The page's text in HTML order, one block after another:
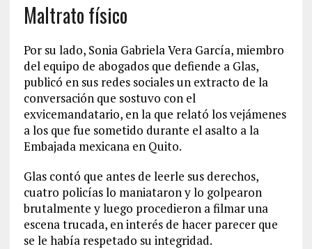
Maltrato físico
Por su lado, Sonia Gabriela Vera García, miembro
del equipo de abogados que defiende a Glas,
publicó en sus redes sociales un extracto de la
conversación que sostuvo con el
exvicemandatario, en la que relató los vejámenes
a los que fue sometido durante el asalto a la
Embajada mexicana en Quito.
Glas contó que antes de leerle sus derechos,
cuatro policías lo maniataron y lo golpearon
brutalmente y luego procedieron a filmar una
escena trucada, en interés de hacer parecer que
se le había respetado su integridad.